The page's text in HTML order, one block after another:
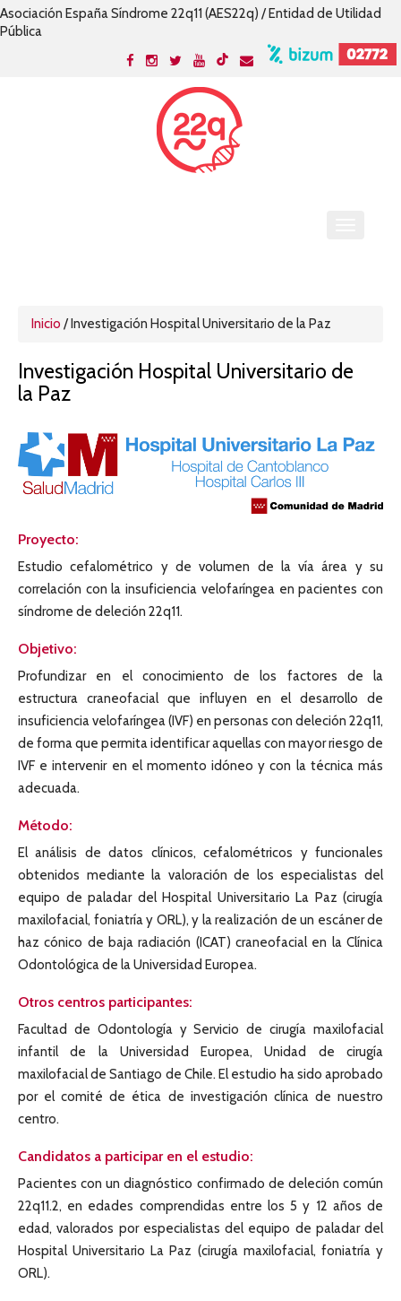
Asociación España Síndrome 22q11 (AES22q) / Entidad de Utilidad
Pública
Inicio /Investigación Hospital Universitario de la Paz
Investigación Hospital Universitario de
la Paz
Proyecto:
Estudio cefalométrico y de volumen de la vía área y su
correlación con la insuficiencia velofaríngea en pacientes con
síndrome de deleción 22q11.
Objetivo:
Profundizar en el conocimiento de los factores de la
estructura craneofacial que influyen en el desarrollo de
insuficiencia velofaríngea (IVF) en personas con deleción 22q11,
de forma que permita identificar aquellas con mayor riesgo de
IVF e intervenir en el momento idóneo y con la técnica más
adecuada.
Método:
El análisis de datos clínicos, cefalométricos y funcionales
obtenidos mediante la valoración de los especialistas del
equipo de paladar del Hospital Universitario La Paz (cirugía
maxilofacial, foniatría y ORL), y la realización de un escáner de
haz cónico de baja radiación (ICAT) craneofacial en la Clínica
Odontológica de la Universidad Europea.
Otros centros participantes:
Facultad de Odontología y Servicio de cirugía maxilofacial
infantil de la Universidad Europea, Unidad de cirugía
maxilofacial de Santiago de Chile. El estudio ha sido aprobado
por el comité de ética de investigación clínica de nuestro
centro.
Candidatos a participar en el estudio:
Pacientes con un diagnóstico confirmado de deleción común
22q11.2, en edades comprendidas entre los 5 y 12 años de
edad, valorados por especialistas del equipo de paladar del
Hospital Universitario La Paz (cirugía maxilofacial, foniatría y
ORL).